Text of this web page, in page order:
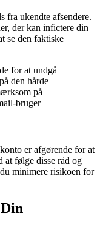
ukendte afsendere.
der kan infictere din
se den faktiske
for at undgå
den hårde
på
bruger
er afgørende for at
at følge disse råd og
minimere risikoen for